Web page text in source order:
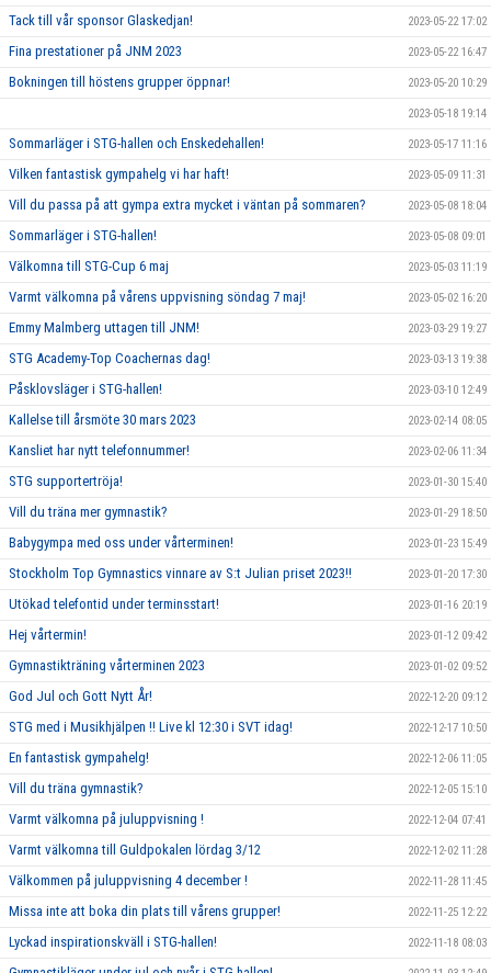
Tack till vår sponsor Glaskedjan! 2023-05-22 17:02
Fina prestationer på JNM 2023 2023-05-22 16:47
Bokningen till höstens grupper öppnar! 2023-05-20 10:29
2023-05-18 19:14
Sommarläger i STG-hallen och Enskedehallen! 2023-05-17 11:16
Vilken fantastisk gympahelg vi har haft! 2023-05-09 11:31
Vill du passa på att gympa extra mycket i väntan på sommaren? 2023-05-08 18:04
Sommarläger i STG-hallen! 2023-05-08 09:01
Välkomna till STG-Cup 6 maj 2023-05-03 11:19
Varmt välkomna på vårens uppvisning söndag 7 maj! 2023-05-02 16:20
Emmy Malmberg uttagen till JNM! 2023-03-29 19:27
STG Academy-Top Coachernas dag! 2023-03-13 19:38
Påsklovsläger i STG-hallen! 2023-03-10 12:49
Kallelse till årsmöte 30 mars 2023 2023-02-14 08:05
Kansliet har nytt telefonnummer! 2023-02-06 11:34
STG supportertröja! 2023-01-30 15:40
Vill du träna mer gymnastik? 2023-01-29 18:50
Babygympa med oss under vårterminen! 2023-01-23 15:49
Stockholm Top Gymnastics vinnare av S:t Julian priset 2023!! 2023-01-20 17:30
Utökad telefontid under terminsstart! 2023-01-16 20:19
Hej vårtermin! 2023-01-12 09:42
Gymnastikträning vårterminen 2023 2023-01-02 09:52
God Jul och Gott Nytt År! 2022-12-20 09:12
STG med i Musikhjälpen !! Live kl 12:30 i SVT idag! 2022-12-17 10:50
En fantastisk gympahelg! 2022-12-06 11:05
Vill du träna gymnastik? 2022-12-05 15:10
Varmt välkomna på juluppvisning ! 2022-12-04 07:41
Varmt välkomna till Guldpokalen lördag 3/12 2022-12-02 11:28
Välkommen på juluppvisning 4 december ! 2022-11-28 11:45
Missa inte att boka din plats till vårens grupper! 2022-11-25 12:22
Lyckad inspirationskväll i STG-hallen! 2022-11-18 08:03